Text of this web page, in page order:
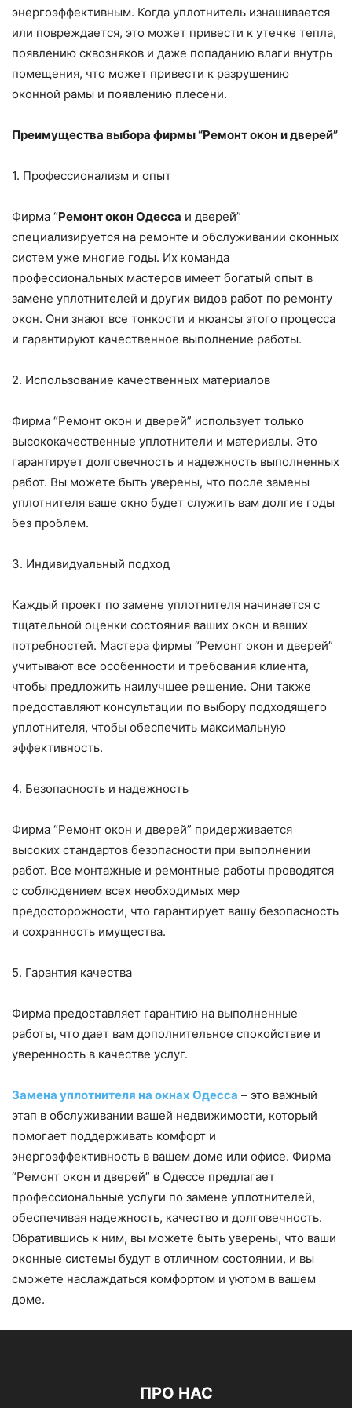
энергоэффективным. Когда уплотнитель изнашивается
или повреждается, это может привести к утечке тепла,
появлению сквозняков и даже попаданию влаги внутрь
помещения, что может привести к разрушению
оконной рамы и появлению плесени.
Преимущества выбора фирмы “Ремонт окон и дверей”
1. Профессионализм и опыт
Фирма “Ремонт окон Одесса и дверей”
специализируется на ремонте и обслуживании оконных
систем уже многие годы. Их команда
профессиональных мастеров имеет богатый опыт в
замене уплотнителей и других видов работ по ремонту
окон. Они знают все тонкости и нюансы этого процесса
и гарантируют качественное выполнение работы.
2. Использование качественных материалов
Фирма “Ремонт окон и дверей” использует только
высококачественные уплотнители и материалы. Это
гарантирует долговечность и надежность выполненных
работ. Вы можете быть уверены, что после замены
уплотнителя ваше окно будет служить вам долгие годы
без проблем.
3. Индивидуальный подход
Каждый проект по замене уплотнителя начинается с
тщательной оценки состояния ваших окон и ваших
потребностей. Мастера фирмы “Ремонт окон и дверей”
учитывают все особенности и требования клиента,
чтобы предложить наилучшее решение. Они также
предоставляют консультации по выбору подходящего
уплотнителя, чтобы обеспечить максимальную
эффективность.
4. Безопасность и надежность
Фирма “Ремонт окон и дверей” придерживается
высоких стандартов безопасности при выполнении
работ. Все монтажные и ремонтные работы проводятся
с соблюдением всех необходимых мер
предосторожности, что гарантирует вашу безопасность
и сохранность имущества.
5. Гарантия качества
Фирма предоставляет гарантию на выполненные
работы, что дает вам дополнительное спокойствие и
уверенность в качестве услуг.
Замена уплотнителя на окнах Одесса – это важный
этап в обслуживании вашей недвижимости, который
помогает поддерживать комфорт и
энергоэффективность в вашем доме или офисе. Фирма
“Ремонт окон и дверей” в Одессе предлагает
профессиональные услуги по замене уплотнителей,
обеспечивая надежность, качество и долговечность.
Обратившись к ним, вы можете быть уверены, что ваши
оконные системы будут в отличном состоянии, и вы
сможете наслаждаться комфортом и уютом в вашем
доме.
ПРО НАС